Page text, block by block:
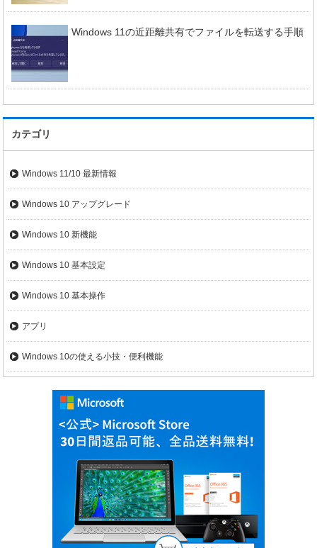
Windows 11の近距離共有でファイルを転送する手順
カテゴリ
Windows 11/10 最新情報
Windows 10 アップグレード
Windows 10 新機能
Windows 10 基本設定
Windows 10 基本操作
アプリ
Windows 10の使える小技・便利機能